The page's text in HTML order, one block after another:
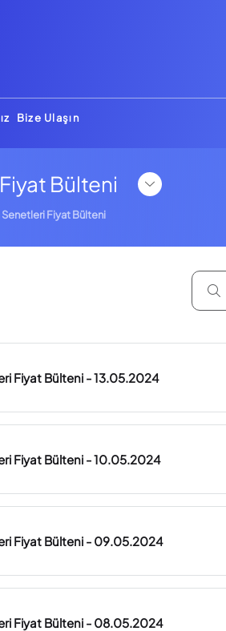
Bize Ulaşın
Bülteni
Fiyat Bülteni
Fiyat Bülteni - 13.05.2024
Fiyat Bülteni - 10.05.2024
Fiyat Bülteni - 09.05.2024
Fiyat Bülteni - 08.05.2024